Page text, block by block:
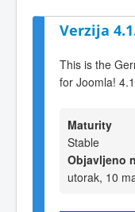
Verzija
This is the
for Joomla!
Maturity
Stable
Objavljeno
utorak, 10